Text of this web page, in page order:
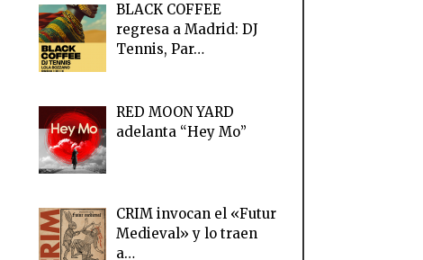
BLACK COFFEE
regresa a Madrid: DJ
Tennis, Par…
RED MOON YARD
adelanta “Hey Mo”
CRIM invocan el «Futur
Medieval» y lo traen
a…